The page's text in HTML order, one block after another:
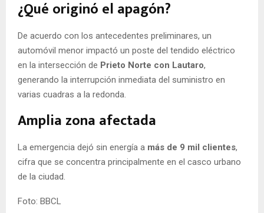
¿Qué originó el apagón?
De acuerdo con los antecedentes preliminares, un
automóvil menor impactó un poste del tendido eléctrico
en la intersección de Prieto Norte con Lautaro,
generando la interrupción inmediata del suministro en
varias cuadras a la redonda.
Amplia zona afectada
La emergencia dejó sin energía a más de 9 mil clientes,
cifra que se concentra principalmente en el casco urbano
de la ciudad.
Foto: BBCL